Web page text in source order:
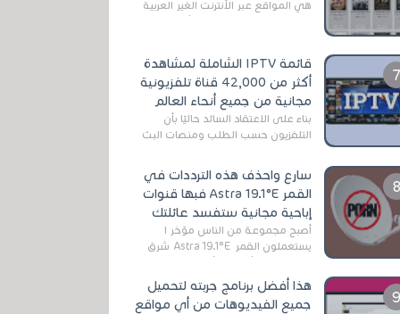
هي المواقع عبر الأنترنت الغير العربية
التي تقدم خدمة تحميل الأفلام على
قائمة IPTV الشاملة لمشاهدة
أكثر من 42,000 قناة تلفزيونية
مجانية من جميع أنحاء العالم
بناءً على الاعتقاد السائد حاليًا بأن
التلفزيون حسب الطلب ومنصات البث
سارع واحذف هذه الترددات في
القمر Astra 19.1°E فبها قنوات
إباحية مجانية ستفسد عائلتك
أصبح مجموعة من الناس مؤخر ا
يستعملون القمر Astra 19.1°E شرق
وذلك بسبب أن هذا الأخير يتوفرعلى
قنوات مميزة جدا تنقل العديد من البرامج
اله...
هذا أفضل برنامج جربته لتحميل
جميع الفيديوهات من أي مواقع